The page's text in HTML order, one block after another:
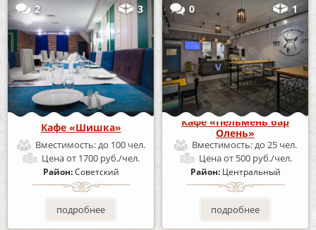
2 3
Кафе «Шишка»
Вместимость:до 100 чел.
Ценаот 1700 руб./чел.
Район:Советский
подробнее
0 1
Кафе «Пельмень бар
Олень»
Вместимость:до 25 чел.
Ценаот 500 руб./чел.
Район: Центральный
подробнее